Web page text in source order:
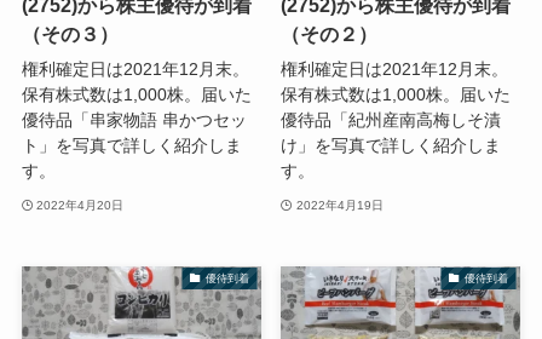
(2752)から株主優待が到着
（その３）
権利確定日は2021年12月末。
保有株式数は1,000株。届いた
優待品「串家物語 串かつセッ
ト」を写真で詳しく紹介しま
す。
2022年4月20日
(2752)から株主優待が到着
（その２）
権利確定日は2021年12月末。
保有株式数は1,000株。届いた
優待品「紀州産南高梅しそ漬
け」を写真で詳しく紹介しま
す。
2022年4月19日
優待到着 優待到着